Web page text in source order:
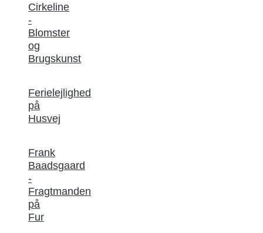
Cirkeline
-
Blomster
og
Brugskunst
Ferielejlighed
på
Husvej
Frank
Baadsgaard
-
Fragtmanden
på
Fur